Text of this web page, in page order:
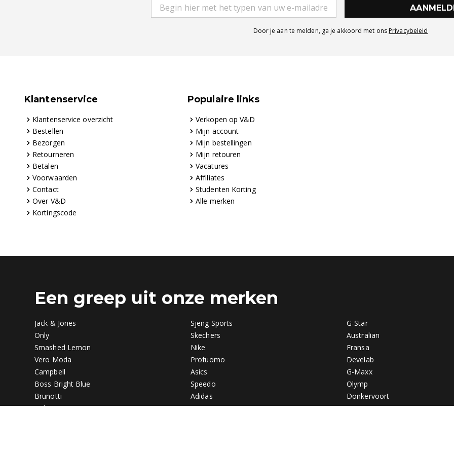
Door je aan te melden, ga je akkoord met ons Privacybeleid
Klantenservice
Klantenservice overzicht
Bestellen
Bezorgen
Retourneren
Betalen
Voorwaarden
Contact
Over V&D
Kortingscode
Populaire links
Verkopen op V&D
Mijn account
Mijn bestellingen
Mijn retouren
Vacatures
Affiliates
Studenten Korting
Alle merken
Een greep uit onze merken
Jack & Jones
Only
Smashed Lemon
Vero Moda
Campbell
Boss Bright Blue
Brunotti
Gabor
Sjeng Sports
Skechers
Nike
Profuomo
Asics
Speedo
Adidas
Vans
G-Star
Australian
Fransa
Develab
G-Maxx
Olymp
Donkervoort
Q1905